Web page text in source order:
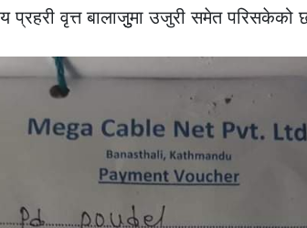
प्रहरी वृत्त बालाजुुमा उजुरी समेत परिसकेको